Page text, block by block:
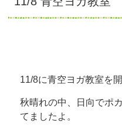
11/8に青空ヨガ教室を
秋晴れの中、日向でポ
てましたよ。